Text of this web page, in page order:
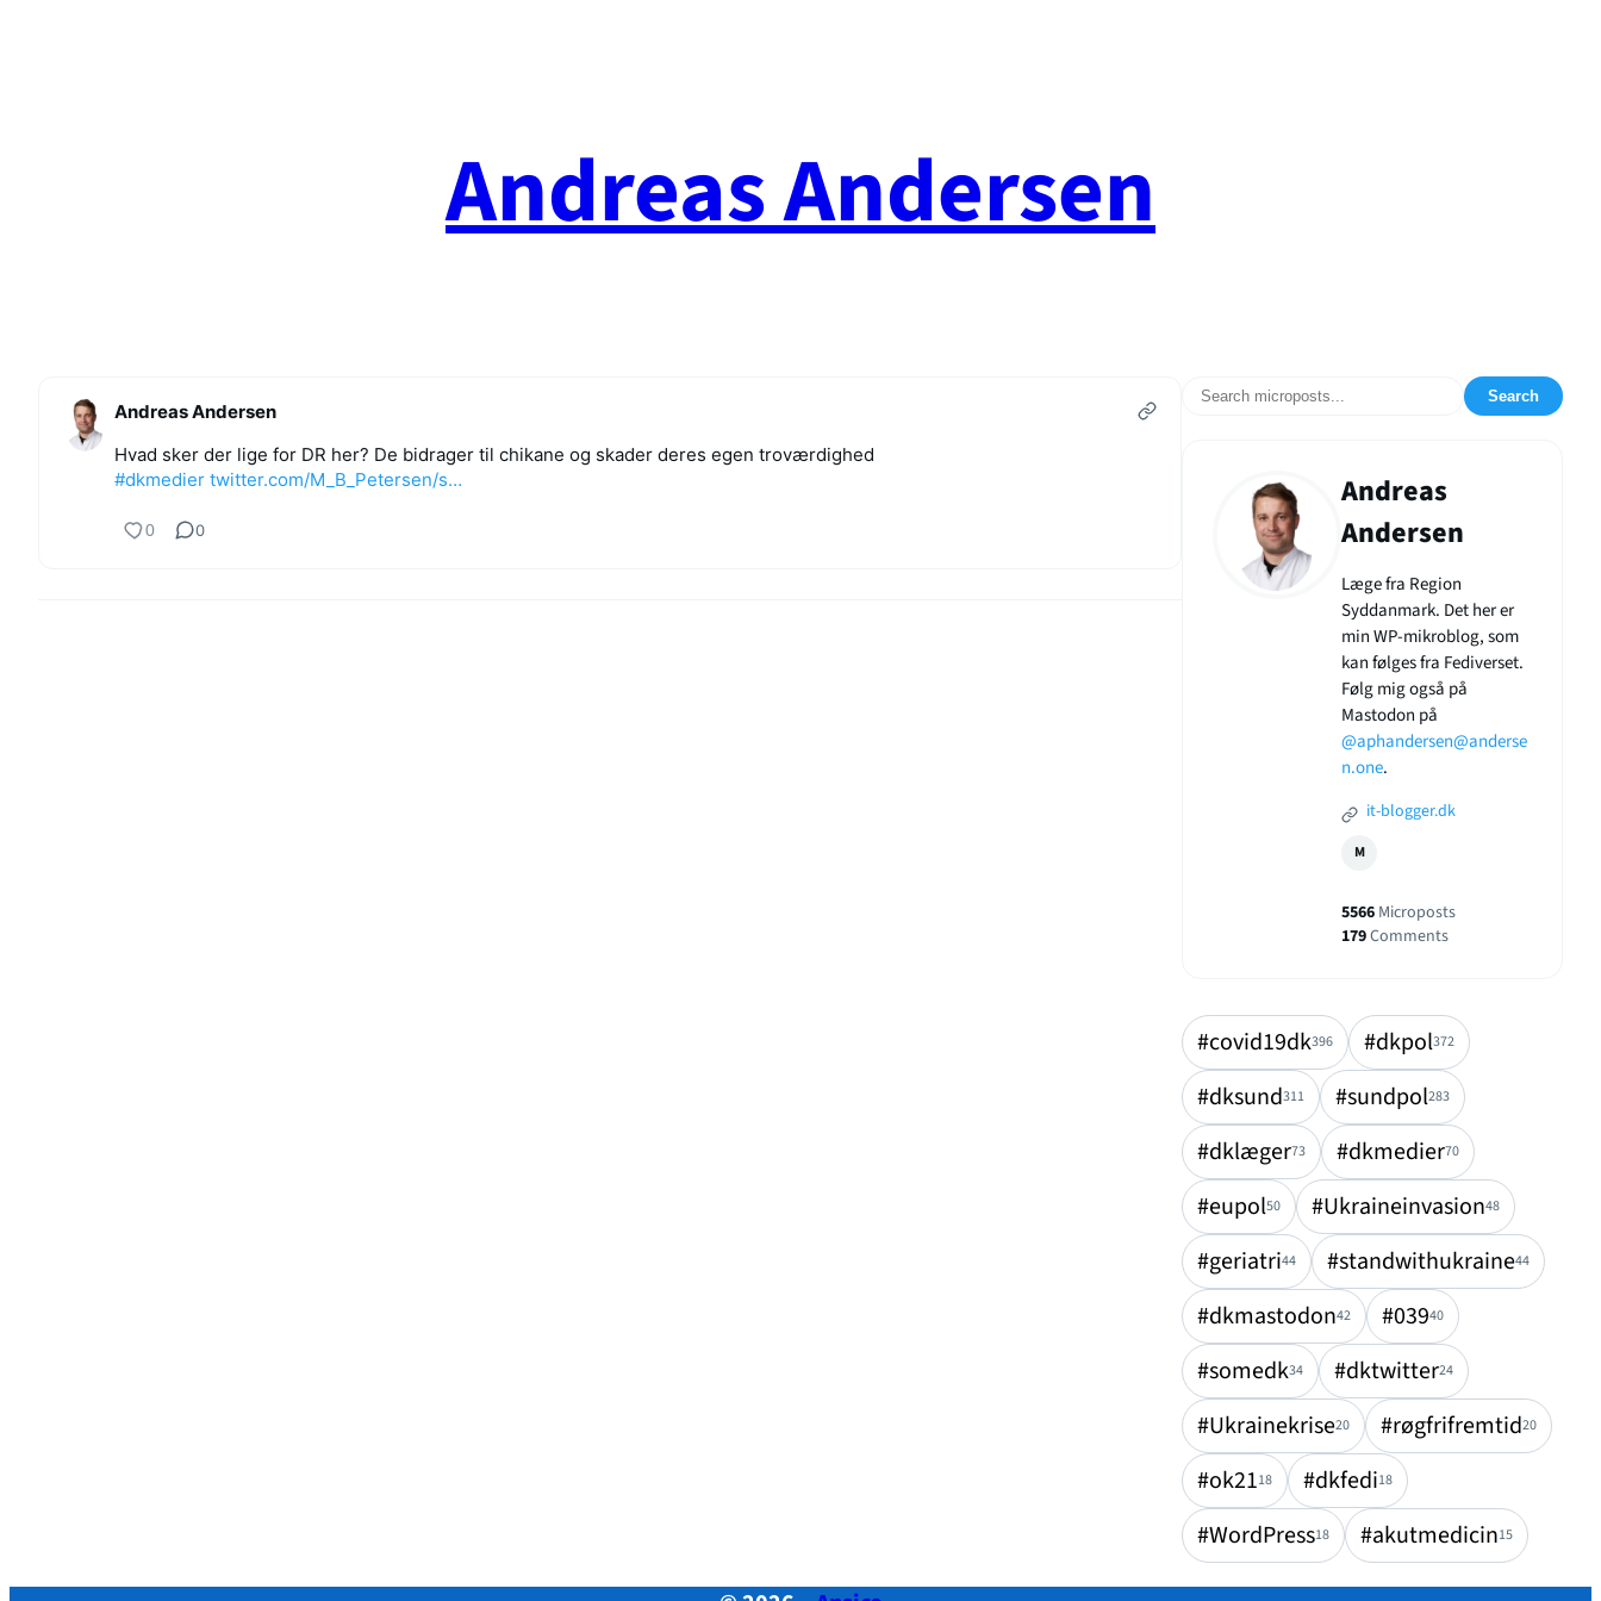
Andreas Andersen
Andreas Andersen
Hvad sker der lige for DR her? De bidrager til chikane og skader deres egen troværdighed
#dkmedier twitter.com/M_B_Petersen/s…
0 0
Search
Andreas
Andersen
Læge fra Region
Syddanmark. Det her er
min WP-mikroblog, som
kan følges fra Fediverset.
Følg mig også på
Mastodon på
@aphandersen@anderse
n.one.
it-blogger.dk
M
5566 Microposts
179Comments
#covid19dk396 #dkpol372
#dksund311 #sundpol283
#dklæger73 #dkmedier70
#eupol50 #Ukraineinvasion48
#geriatri44 #standwithukraine44
#dkmastodon42 #03940
#somedk34 #dktwitter24
#Ukrainekrise20 #røgfrifremtid20
#ok2118 #dkfedi18
#WordPress18 #akutmedicin15